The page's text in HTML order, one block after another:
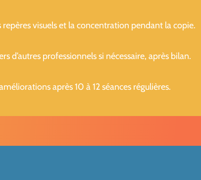
visuels et la concentration pendant la copie.
d’autres professionnels si nécessaire, après bilan.
après 10 à 12 séances régulières.